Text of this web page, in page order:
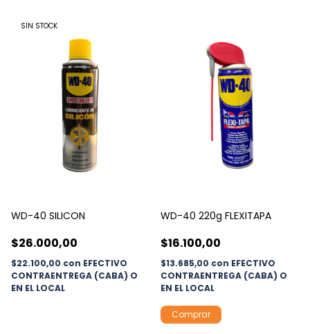
SIN STOCK
WD-40 SILICON
$26.000,00
$22.100,00 con EFECTIVO
CONTRAENTREGA (CABA) O
EN EL LOCAL
WD-40 220g FLEXITAPA
$16.100,00
$13.685,00 con EFECTIVO
CONTRAENTREGA (CABA) O
EN EL LOCAL